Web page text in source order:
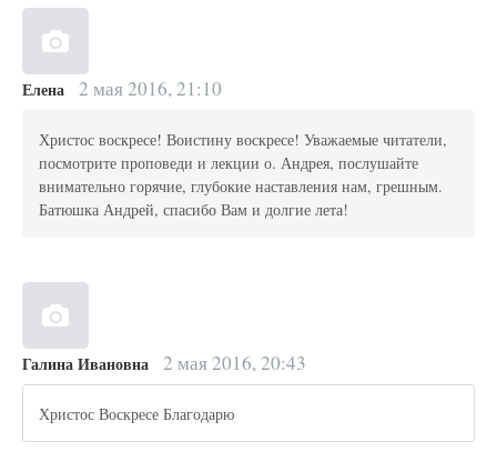
Елена 2 мая 2016, 21:10
Христос воскресе! Воистину воскресе! Уважаемые читатели,
посмотрите проповеди и лекции о. Андрея, послушайте
внимательно горячие, глубокие наставления нам, грешным.
Батюшка Андрей, спасибо Вам и долгие лета!
Галина Ивановна 2 мая 2016, 20:43
Христос Воскресе Благодарю